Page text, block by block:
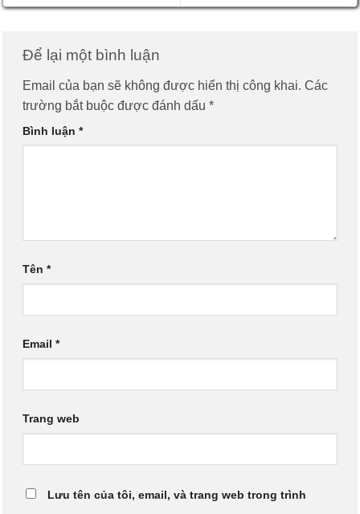
Để lại một bình luận
Email của bạn sẽ không được hiển thị công khai. Các
trường bắt buộc được đánh dấu *
Bình luận *
Tên *
Email *
Trang web
Lưu tên của tôi, email, và trang web trong trình